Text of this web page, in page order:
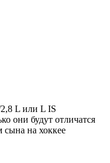
L или L IS
они будут отличатся
на хоккее